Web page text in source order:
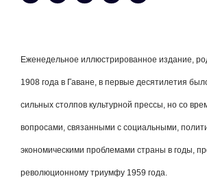
Еженедельное иллюстрированное издание,
1908 года в Гаване, в первые десятилетия
сильных столпов культурной прессы, но со
вопросами, связанными с социальными,
экономическими проблемами страны в годы,
революционному триумфу 1959 года.